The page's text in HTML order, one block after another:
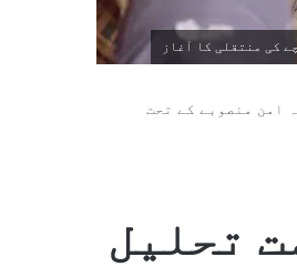
کی منتقلی کا آغاز
امن منصوبے کے تحت
تحلیل